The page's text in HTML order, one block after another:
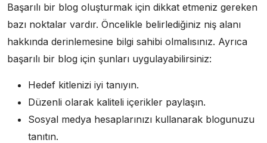
Başarılı bir blog oluşturmak için dikkat etmeniz gereken
bazı noktalar vardır. Öncelikle belirlediğiniz niş alanı
hakkında derinlemesine bilgi sahibi olmalısınız. Ayrıca
başarılı bir blog için şunları uygulayabilirsiniz:
Hedef kitlenizi iyi tanıyın.
Düzenli olarak kaliteli içerikler paylaşın.
Sosyal medya hesaplarınızı kullanarak blogunuzu
tanıtın.